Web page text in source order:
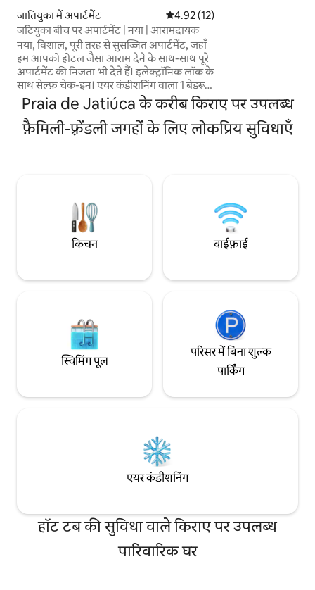
जातियुका में अपार्टमेंट औसत रेटिंग 5 में से 4.92, 12 समीक्षाएँ
4.92 (12)
जटियुका बीच पर अपार्टमेंट | नया | आरामदायक
नया, विशाल, पूरी तरह से सुसज्जित अपार्टमेंट, जहाँ
हम आपको होटल जैसा आराम देने के साथ-साथ पूरे
अपार्टमेंट की निजता भी देते हैं। इलेक्ट्रॉनिक लॉक के
साथ सेल्फ़ चेक-इन। एयर कंडीशनिंग वाला 1 बेडरूम,
क्वीन साइज़ बेड, अधिकतम 2 मेहमानों के लिए।
बिस्तर, बिस्तर पर बिछाने वाली चादरें और नहाने के
लिनन, प्रीमियम होटल लाइन। पूरी तरह सुसज्जित
किचन। स्विमिंग पूल, जिम और मनोरंजन वाली
Praia de Jatiúca के करीब किराए पर उपलब्ध
फ़ैमिली-फ़्रेंडली जगहों के लिए लोकप्रिय सुविधाएँ
किचन वाईफ़ाई
स्विमिंग पूल
परिसर में बिना शुल्क
पार्किंग
एयर कंडीशनिंग
हॉट टब की सुविधा वाले किराए पर उपलब्ध
पारिवारिक घर